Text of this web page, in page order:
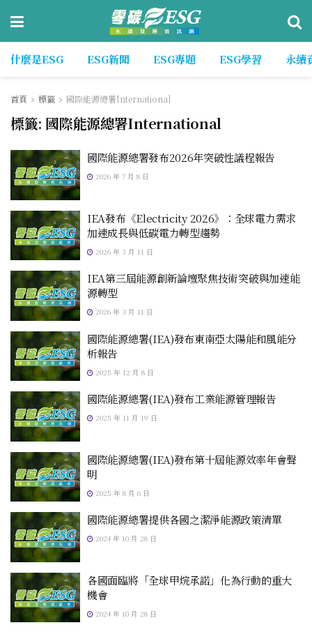
什麼是ESG ESG新聞 ESG專題 ESG學習 永續
首頁 標籤 國際能源總署International
標籤: 國際能源總署International
國際能源總署發布2026年突破性議程報告
2026 年 7 月 8 日
IEA發布《Electricity 2026》：全球電力需求
加速成長與低碳電力轉型趨勢
2026 年 3 月 11 日
IEA第三屆能源創新論壇聚焦技術突破與加速能
源轉型
2026 年 3 月 11 日
國際能源總署(IEA)發布東南亞太陽能和風能分
析報告
2025 年 12 月 8 日
國際能源總署(IEA)發布工業能源管理報告
2025 年 11 月 19 日
國際能源總署(IEA)發布第十屆能源效率年會聲
明
2025 年 8 月 6 日
國際能源總署提供各國之潔淨能源政策清單
2024 年 10 月 28 日
各國面臨將「全球甲烷承諾」化為行動的重大
機會
2024 年 10 月 28 日